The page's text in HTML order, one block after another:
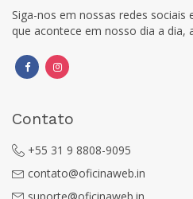
Siga-nos em nossas redes
que acontece em nosso dia a dia,
Contato
+55 31 9 8808-9095
contato@oficinaweb.in